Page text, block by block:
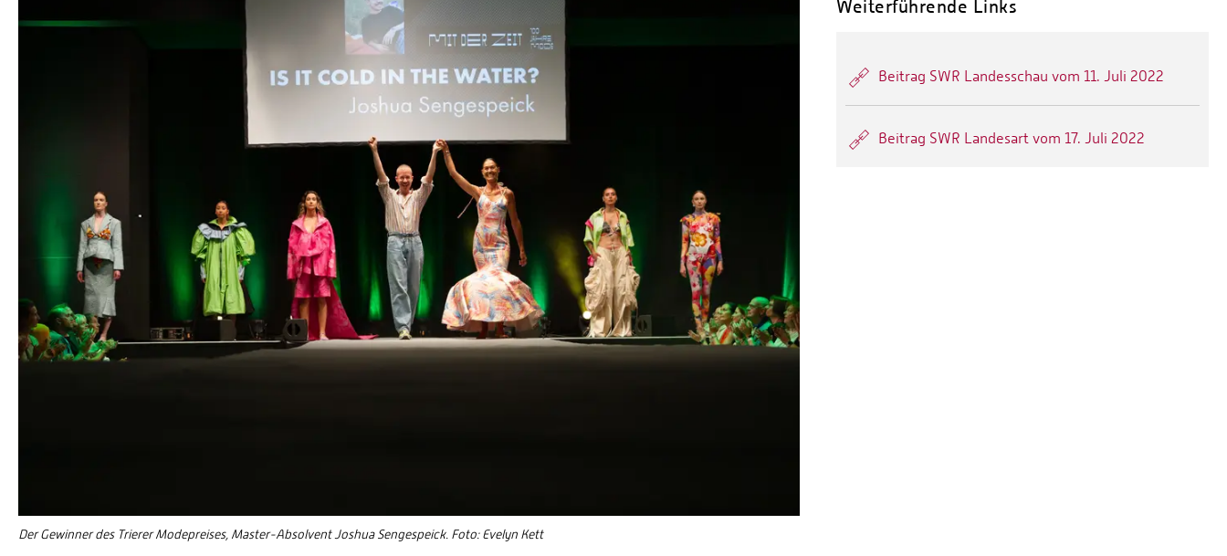
Der Gewinner des Trierer Modepreises, Master-Absolvent Joshua Sengespeick. Foto: Evelyn Kett
Weiterführende Links
Beitrag SWR Landesschau vom 11. Juli 2022
Beitrag SWR Landesart vom 17. Juli 2022